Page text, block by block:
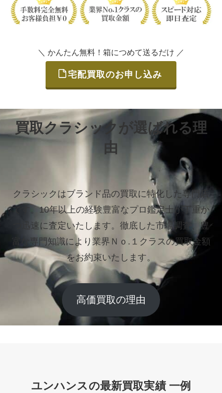
＼ かんたん無料！箱につめて送るだけ ／
宅配買取のお申し込み
買取クラシックが選ばれる理
由
クラシックはブランド品の買取に特化した専門店
です。10年以上の経験豊富なプロ鑑定士が丁重か
つ迅速に査定いたします。 徹底した市場調査、豊
富な専門知識により業界Ｎｏ.１クラスの買取金額
をお約束いたします。
高価買取の理由
ユンハンスの最新買取実績 一例